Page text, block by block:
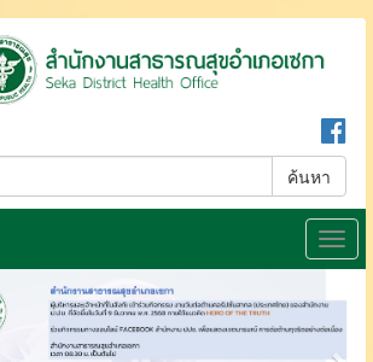
ค้นหา